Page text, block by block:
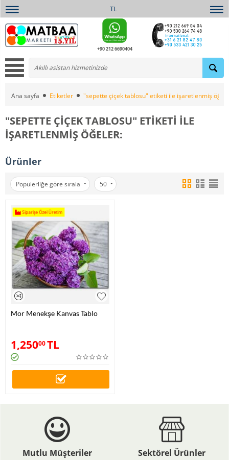
TL
+90 212 6690404
Ana sayfa Etiketler "sepette çiçek tablosu" etiketi ile işaretlenmiş
"SEPETTE ÇIÇEK TABLOSU" ETIKETI ILE
IŞARETLENMIŞ ÖĞELER:
Ürünler
Popülerliğe göre sırala 50
Siparişe Özel Üretim
Mor Menekşe Kanvas Tablo
1,25000TL
Mutlu Müşteriler Sektörel Ürünler